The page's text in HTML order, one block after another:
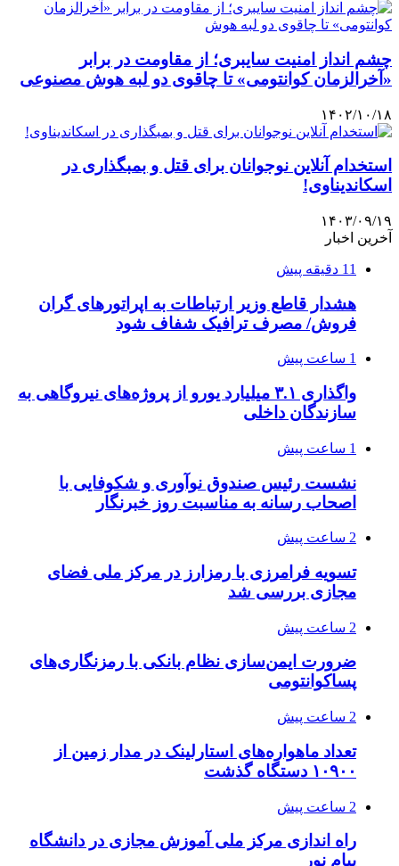
چشم انداز امنیت سایبری؛ از مقاومت در برابر
«آخرالزمان کوانتومی» تا چاقوی دو لبه هوش مصنوعی
۱۴۰۲/۱۰/۱۸
استخدام آنلاین نوجوانان برای قتل و بمبگذاری در
اسکاندیناوی!
۱۴۰۳/۰۹/۱۹
آخرین اخبار
11 دقیقه پیش
هشدار قاطع وزیر ارتباطات به اپراتورهای گران
فروش/ مصرف ترافیک شفاف شود
1 ساعت پیش
واگذاری ۳.۱ میلیارد یورو از پروژه‌های نیروگاهی به
سازندگان داخلی
1 ساعت پیش
نشست رئیس صندوق نوآوری و شکوفایی با
اصحاب رسانه به مناسبت روز خبرنگار
2 ساعت پیش
تسویه فرامرزی با رمزارز در مرکز ملی فضای
مجازی بررسی شد
2 ساعت پیش
ضرورت ایمن‌سازی نظام بانکی با رمزنگاری‌های
پساکوانتومی
2 ساعت پیش
تعداد ماهواره‌های استارلینک‌ در مدار زمین از
۱۰۹۰۰ دستگاه گذشت
2 ساعت پیش
راه اندازی مرکز ملی آموزش مجازی در دانشگاه
پیام نور